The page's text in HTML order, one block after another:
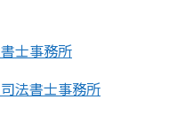
士事務所
法書士事務所